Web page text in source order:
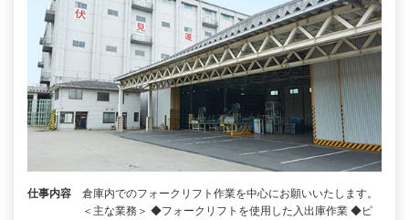
仕事内容
倉庫内でのフォークリフト作業を中心にお願いいたします。
＜主な業務＞ ◆フォークリフトを使用した入出庫作業 ◆ピ